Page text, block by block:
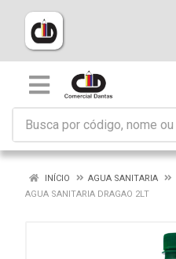
INÍCIO AGUA SANITARIA
AGUA SANITARIA DRAGAO 2LT